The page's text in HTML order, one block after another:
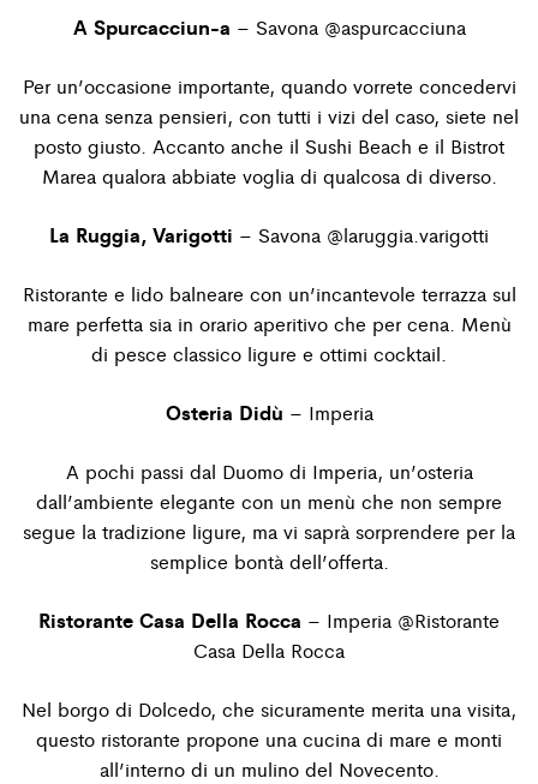
A Spurcacciun-a – Savona @aspurcacciuna
Per un’occasione importante, quando vorrete concedervi
una cena senza pensieri, con tutti i vizi del caso, siete nel
posto giusto. Accanto anche il Sushi Beach e il Bistrot
Marea qualora abbiate voglia di qualcosa di diverso.
La Ruggia, Varigotti – Savona @laruggia.varigotti
Ristorante e lido balneare con un’incantevole terrazza sul
mare perfetta sia in orario aperitivo che per cena. Menù
di pesce classico ligure e ottimi cocktail.
Osteria Didù – Imperia
A pochi passi dal Duomo di Imperia, un’osteria
dall’ambiente elegante con un menù che non sempre
segue la tradizione ligure, ma vi saprà sorprendere per la
semplice bontà dell’offerta.
Ristorante Casa Della Rocca – Imperia @Ristorante
Casa Della Rocca
Nel borgo di Dolcedo, che sicuramente merita una visita,
questo ristorante propone una cucina di mare e monti
all’interno di un mulino del Novecento.